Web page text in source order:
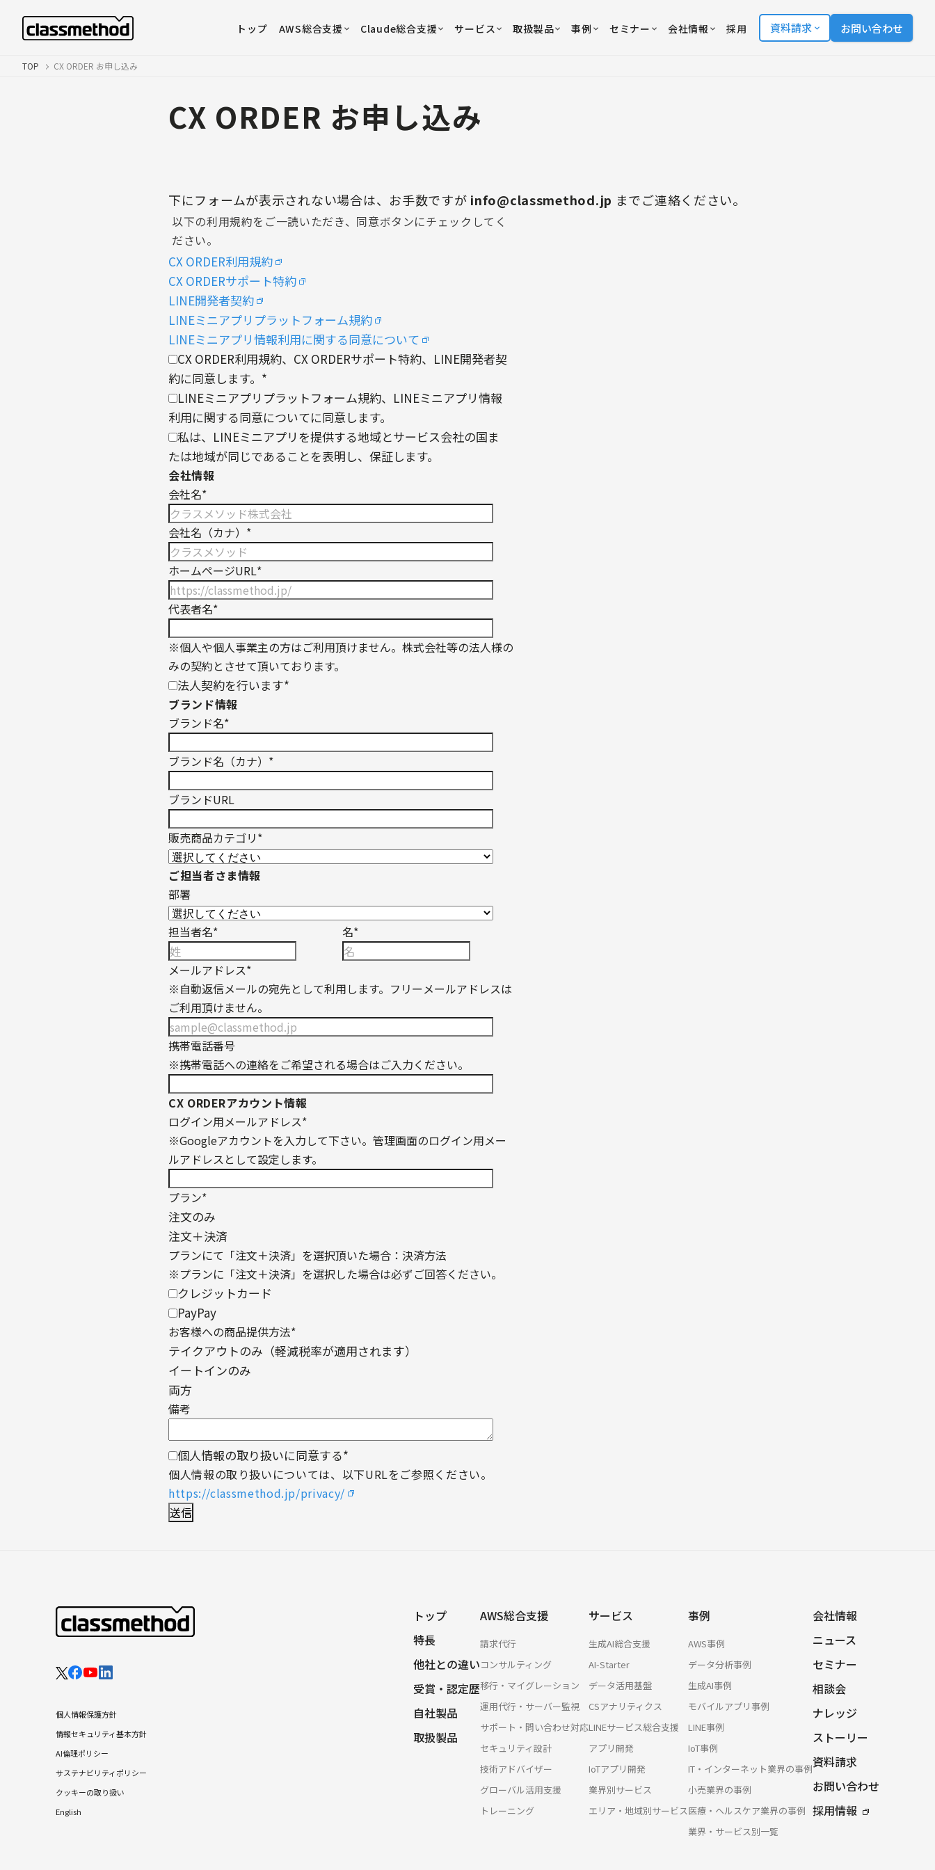
トップ AWS総合支援 Claude総合支援 サービス 取扱製品 事例 セミナー 会社情報 採用 資料請求 お問い合わせ
TOP CX ORDER お申し込み
CX ORDER お申し込み
下にフォームが表示されない場合は、お手数ですが info@classmethod.jp までご連絡ください。
以下の利用規約をご一読いただき、同意ボタンにチェックしてく
ださい。
CX ORDER利用規約
CX ORDERサポート特約
LINE開発者契約
LINEミニアプリプラットフォーム規約
LINEミニアプリ情報利用に関する同意について
CX ORDER利用規約、CX ORDERサポート特約、LINE開発者契
約に同意します。 *
LINEミニアプリプラットフォーム規約、LINEミニアプリ情報
利用に関する同意についてに同意します。
私は、LINEミニアプリを提供する地域とサービス会社の国ま
たは地域が同じであることを表明し、保証します。
会社情報
会社名*
会社名（カナ） *
ホームページURL*
代表者名*
※個人や個人事業主の方はご利用頂けません。株式会社等の法人様の
みの契約とさせて頂いております。
法人契約を行います*
ブランド情報
ブランド名*
ブランド名（カナ） *
ブランドURL
販売商品カテゴリ*
ご担当者さま情報
部署
担当者名* 名*
メールアドレス*
※自動返信メールの宛先として利用します。フリーメールアドレスは
ご利用頂けません。
携帯電話番号
※携帯電話への連絡をご希望される場合はご入力ください。
CX ORDERアカウント情報
ログイン用メールアドレス*
※Googleアカウントを入力して下さい。管理画面のログイン用メー
ルアドレスとして設定します。
プラン*
注文のみ
注文＋決済
プランにて「注文＋決済」を選択頂いた場合：決済方法
※プランに「注文＋決済」を選択した場合は必ずご回答ください。
クレジットカード
PayPay
お客様への商品提供方法*
テイクアウトのみ（軽減税率が適用されます）
イートインのみ
両方
備考
個人情報の取り扱いに同意する*
個人情報の取り扱いについては、以下URLをご参照ください。
https://classmethod.jp/privacy/
個人情報保護方針
情報セキュリティ基本方針
AI倫理ポリシー
サステナビリティポリシー
クッキーの取り扱い
English
トップ
特長
他社との違い
受賞・認定歴
自社製品
取扱製品
AWS総合支援
請求代行
コンサルティング
移行・マイグレーション
運用代行・サーバー監視
サポート・問い合わせ対応
セキュリティ設計
技術アドバイザー
グローバル活用支援
トレーニング
サービス
生成AI総合支援
AI-Starter
データ活用基盤
CSアナリティクス
LINEサービス総合支援
アプリ開発
IoTアプリ開発
業界別サービス
エリア・地域別サービス
事例
AWS事例
データ分析事例
生成AI事例
モバイルアプリ事例
LINE事例
IoT事例
IT・インターネット業界の事例
小売業界の事例
医療・ヘルスケア業界の事例
業界・サービス別一覧
会社情報
ニュース
セミナー
相談会
ナレッジ
ストーリー
資料請求
お問い合わせ
採用情報